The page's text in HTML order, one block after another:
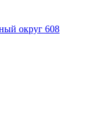
округ 608